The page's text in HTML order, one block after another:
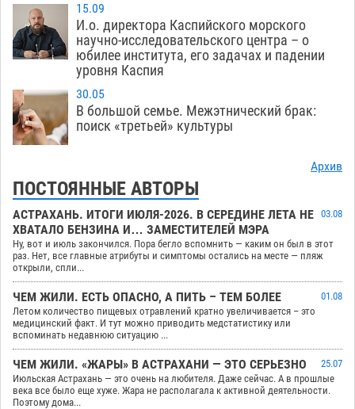
15.09
И.о. директора Каспийского морского
научно-исследовательского центра – о
юбилее института, его задачах и падении
уровня Каспия
30.05
В большой семье. Межэтнический брак:
поиск «третьей» культуры
Архив
ПОСТОЯННЫЕ АВТОРЫ
АСТРАХАНЬ. ИТОГИ ИЮЛЯ-2026. В СЕРЕДИНЕ ЛЕТА НЕ
ХВАТАЛО БЕНЗИНА И… ЗАМЕСТИТЕЛЕЙ МЭРА
03.08
Ну, вот и июль закончился. Пора бегло вспомнить — каким он был в этот
раз. Нет, все главные атрибуты и симптомы остались на месте — пляж
открыли, спли...
ЧЕМ ЖИЛИ. ЕСТЬ ОПАСНО, А ПИТЬ – ТЕМ БОЛЕЕ
01.08
Летом количество пищевых отравлений кратно увеличивается – это
медицинский факт. И тут можно приводить медстатистику или
вспоминать недавнюю ситуацию ...
ЧЕМ ЖИЛИ. «ЖАРЫ» В АСТРАХАНИ — ЭТО СЕРЬЕЗНО
25.07
Июльская Астрахань — это очень на любителя. Даже сейчас. А в прошлые
века все было еще хуже. Жара не располагала к активной деятельности.
Поэтому дома...